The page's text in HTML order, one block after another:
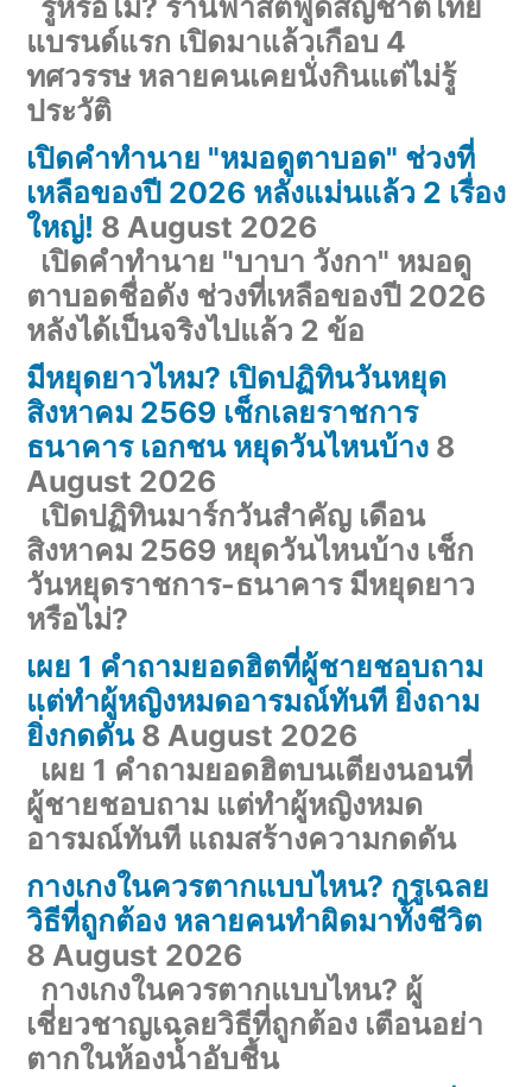
รู้หรือไม่? ร้านฟาสต์ฟู้ดสัญชาติไทย
แบรนด์แรก เปิดมาแล้วเกือบ 4
ทศวรรษ หลายคนเคยนั่งกินแต่ไม่รู้
ประวัติ
เปิดคำทำนาย "หมอดูตาบอด" ช่วงที่
เหลือของปี 2026 หลังแม่นแล้ว 2 เรื่อง
ใหญ่! 8 August 2026
เปิดคำทำนาย "บาบา วังกา" หมอดู
ตาบอดชื่อดัง ช่วงที่เหลือของปี 2026
หลังได้เป็นจริงไปแล้ว 2 ข้อ
มีหยุดยาวไหม? เปิดปฏิทินวันหยุด
สิงหาคม 2569 เช็กเลยราชการ
ธนาคาร เอกชน หยุดวันไหนบ้าง 8
August 2026
เปิดปฏิทินมาร์กวันสำคัญ เดือน
สิงหาคม 2569 หยุดวันไหนบ้าง เช็ก
วันหยุดราชการ-ธนาคาร มีหยุดยาว
หรือไม่?
เผย 1 คำถามยอดฮิตที่ผู้ชายชอบถาม
แต่ทำผู้หญิงหมดอารมณ์ทันที ยิ่งถาม
ยิ่งกดดัน 8 August 2026
เผย 1 คำถามยอดฮิตบนเตียงนอนที่
ผู้ชายชอบถาม แต่ทำผู้หญิงหมด
อารมณ์ทันที แถมสร้างความกดดัน
กางเกงในควรตากแบบไหน? กูรูเฉลย
วิธีที่ถูกต้อง หลายคนทำผิดมาทั้งชีวิต
8 August 2026
กางเกงในควรตากแบบไหน? ผู้
เชี่ยวชาญเฉลยวิธีที่ถูกต้อง เตือนอย่า
ตากในห้องน้ำอับชื้น